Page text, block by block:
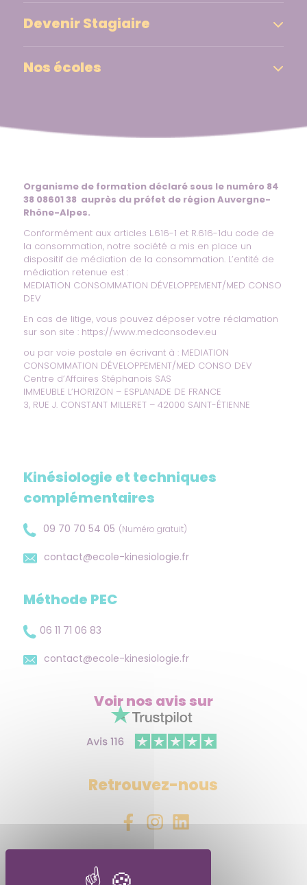
Devenir Stagiaire
Nos écoles
Organisme de formation déclaré sous le numéro 84
38 08601 38 auprès du préfet de région Auvergne-
Rhône-Alpes.
Conformément aux articles L.616-1 et R.616-1du code de
la consommation, notre société a mis en place un
dispositif de médiation de la consommation. L’entité de
médiation retenue est :
MEDIATION CONSOMMATION DÉVELOPPEMENT/MED CONSO
DEV
En cas de litige, vous pouvez déposer votre réclamation
sur son site : https://www.medconsodev.eu
ou par voie postale en écrivant à : MEDIATION
CONSOMMATION DÉVELOPPEMENT/MED CONSO DEV
Centre d’Affaires Stéphanois SAS
IMMEUBLE L’HORIZON – ESPLANADE DE FRANCE
3, RUE J. CONSTANT MILLERET – 42000 SAINT-ÉTIENNE
Kinésiologie et techniques
complémentaires
09 70 70 54 05 (Numéro gratuit)
contact@ecole-kinesiologie.fr
Méthode PEC
06 11 71 06 83
contact@ecole-kinesiologie.fr
Voir nos avissur
Retrouvez-nous